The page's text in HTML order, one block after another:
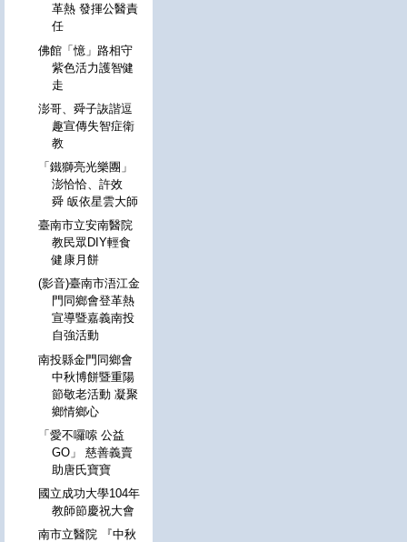
革熱 發揮公醫責
任
佛館「憶」路相守
紫色活力護智健
走
澎哥、舜子詼諧逗
趣宣傳失智症衛
教
「鐵獅亮光樂團」
澎恰恰、許效
舜 皈依星雲大師
臺南市立安南醫院
教民眾DIY輕食
健康月餅
(影音)臺南市浯江金
門同鄉會登革熱
宣導暨嘉義南投
自強活動
南投縣金門同鄉會
中秋博餅暨重陽
節敬老活動 凝聚
鄉情鄉心
「愛不囉嗦 公益
GO」 慈善義賣
助唐氏寶寶
國立成功大學104年
教師節慶祝大會
南市立醫院 『中秋